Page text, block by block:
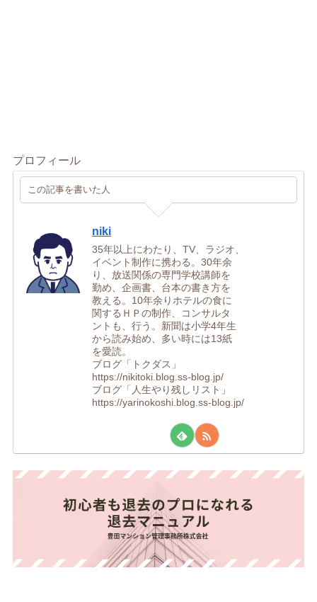
プロフィール
この記事を書いた人
niki
35年以上にわたり、TV、ラジオ、
イベント制作に携わる。30年余
り、放送関係の専門学校講師を
勤め、企画書、台本の書き方を
教える。10年余りホテルの食に
関するＨＰの制作、コンサルタ
ントも、行う。新聞は小学4年生
から読み始め、多い時には13紙
を愛読。
ブログ「トクダス」
https://nikitoki.blog.ss-blog.jp/
ブログ「人生やり残しリスト」
https://yarinokoshi.blog.ss-blog.jp/